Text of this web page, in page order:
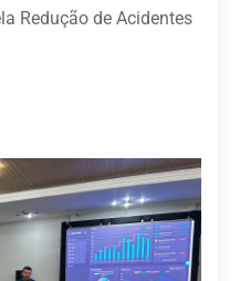
Redução de Acidentes